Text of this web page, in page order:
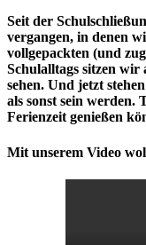
Seit der
vergangen, in denen
vollgepackten (und
Schulalltags sitzen wir
sehen. Und jetzt
als sonst sein werden.
Ferienzeit genießen
Mit unserem Video